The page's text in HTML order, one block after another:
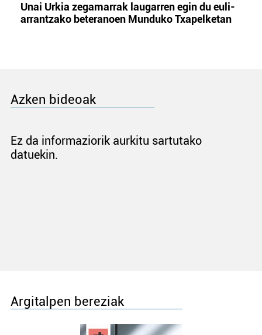
Unai Urkia zegamarrak laugarren egin du euli-
arrantzako beteranoen Munduko Txapelketan
Azken bideoak
Ez da informaziorik aurkitu sartutako
datuekin.
Argitalpen bereziak